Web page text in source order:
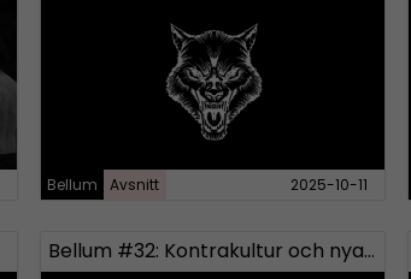
Bellum Avsnitt 2025-10-11
Bellum #32: Kontrakultur och nya Bellum-produkter